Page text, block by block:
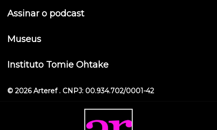
Assinar o podcast
Museus
Instituto Tomie Ohtake
© 2026 Arteref . CNPJ: 00.934.702/0001-42